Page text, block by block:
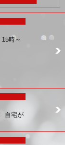
時～
自宅が